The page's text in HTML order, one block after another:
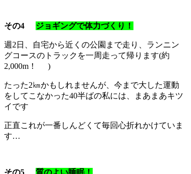
その4 ジョギングで体力づくり！
週2日、自宅から近くの公園まで走り、ランニン
グコースのトラックを一周走って帰ります(約
2,000m！
)
たった2㎞かもしれませんが、今まで大した運動
をしてこなかった40半ばの私には、まあまあキツ
イです
正直これが一番しんどくて毎回心折れかけていま
す…
その5 質のよい睡眠！